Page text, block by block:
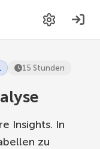
15 Stunden
Insights. In
zu